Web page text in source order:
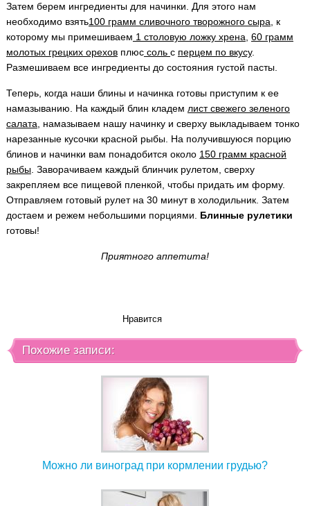
Затем берем ингредиенты для начинки. Для этого нам
необходимо взять100 грамм сливочного творожного сыра , к
которому мы примешиваем 1 столовую ложку хрена 60 грамм
молотых грецких ореховплюссоль с перцем по вкусу.
Размешиваем все ингредиенты до состояния густой пасты.
Теперь, когда наши блины и начинка готовы приступим к ее
намазыванию. На каждый блин кладем лист свежего зеленого
салата , намазываем нашу начинку и сверху выкладываем тонко
нарезанные кусочки красной рыбы. На получившуюся порцию
блинов и начинки вам понадобится около 150 грамм красной
рыбы. Заворачиваем каждый блинчик рулетом, сверху
закрепляем все пищевой пленкой, чтобы придать им форму.
Отправляем готовый рулет на 30 минут в холодильник. Затем
достаем и режем небольшими порциями. Блинные рулетики
готовы!
Приятного аппетита!
Нравится
Похожие записи:
Можно ли виноград при кормлении грудью?